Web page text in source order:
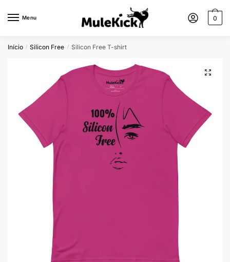
Menu 0
Início / Silicon Free / Silicon Free T-shirt
🔍